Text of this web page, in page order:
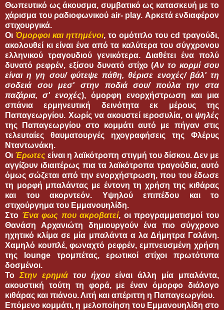
Θωπευτικό ως άκουσμα, συμβατικό ως κατασκευή με το
χάρισμα του ραδιοφωνικού air- play. Αρκετά ενδιαφέρον
στιχουργικά.
Οι Όμορφοι και ηττημένοι, το ομότιτλο του cd τραγούδι,
ακολουθεί κι είναι ένα από τα καλύτερα του σύγχρονου
ελληνικού τραγουδιού γενικότερα. Διαθέτει ένα πολύ
δυνατό ρεφρέν, εξίσου δυνατό στίχο (Αν το κορμί σου
είναι η γη σου/ φύτεψε πάθη, θέρισε ενοχές/ βάλ' τη
σοδειά σου μεσ' στην ποδιά σου/ πούλα την στα
παζάρια, σ' ενοχές), όμορφη ενορχήστρωση και μια
σπάνια ερμηνευτική δεινότητα εκ μέρους της
Παπαγεωργίου. Χωρίς να ακουστεί ιεροσυλία, οι ψηλές
της Παπαγεωργίου στο κομμάτι αυτό με πήγαν στις
τελευταίες θαυματουργές ηχογραφήσεις της Φλέρυς
Νταντωνάκη.
Οι Έρωτες είναι η λαϊκότροπη στιγμή του δίσκου. Δεν με
αγγίζουν ιδιαιτέρως πια τα λαϊκότροπα τραγούδια, αυτό
όμως σώζεται από την ενορχήστρωση, που του έδωσε
τη μορφή μπαλάντας με έντονη τη χρήση της κιθάρας
και του ακορντεόν. Υψηλού επιπέδου και το
στιχούργημα του Εμμανουηλίδη.
Στο Ένα φως που ακροβατεί, οι προγραμματισμοί του
Θανάση Αρχανιώτη δημιουργούν ένα πιο σύγχρονο
ηχητικό κλίμα σε μία μπαλάντα α λα Δήμητρα Γαλάνη.
Χαμηλό κουπλέ, φωναχτό ρεφρέν, εμπνευσμένη χρήση
της lounge τρομπέτας, ερωτικοί στίχοι πρωτότυπα
δοσμένοι.
Το Στην ερημιάτου ήχου είναι άλλη μία μπαλάντα,
ακουστική τούτη τη φορά, με έναν όμορφο διάλογο
κιθάρας και πιάνου. Λιτή και απέριττη η Παπαγεωργίου.
Επόμενο κομμάτι, η μελοποίηση του Εμμανουηλίδη στο